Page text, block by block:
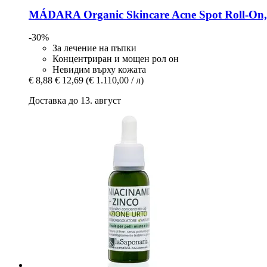
MÁDARA Organic Skincare Acne Spot Roll-​
-30%
За лечение на пъпки
Концентриран и мощен рол он
Невидим върху кожата
€ 8,88 € 12,69 (€ 1.110,00 / л)
Доставка до 13. август